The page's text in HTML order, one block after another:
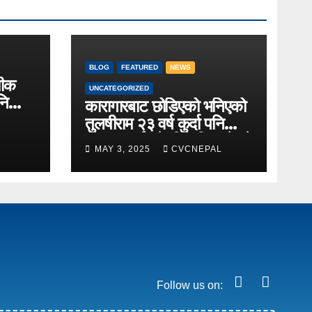
BLOG FEATURED NEWS
UNCATEGORIZED
कारागारबाट छोडिएको भनिएको
तुलषीराम २३ वर्ष कुर्दा पनि
घरमा नआई पुगेपछि परिवारले गरे
कुँशको शव बनाएर अन्टेष्टि
MAY 3, 2025 CVCNEPAL